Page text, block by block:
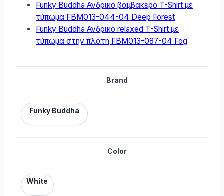
Funky Buddha Ανδρικό βαμβακερό T-Shirt με
τύπωμα FBM013-044-04 Deep Forest
Funky Buddha Ανδρικό relaxed T-Shirt με
τύπωμα στην πλάτη FBM013-087-04 Fog
Brand
Funky Buddha
Color
White